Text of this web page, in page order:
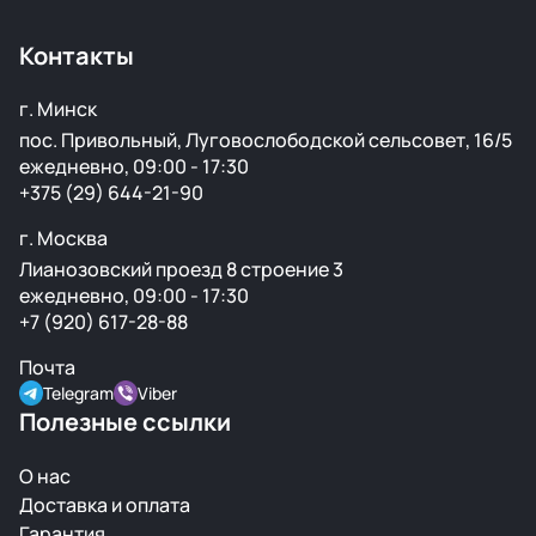
Контакты
г. Минск
пос. Привольный, Луговослободской сельсовет, 16/5
ежедневно, 09:00 - 17:30
+375 (29) 644-21-90
г. Москва
Лианозовский проезд 8 строение 3
ежедневно, 09:00 - 17:30
+7 (920) 617-28-88
Почта
Telegram Viber
Полезные ссылки
О нас
Доставка и оплата